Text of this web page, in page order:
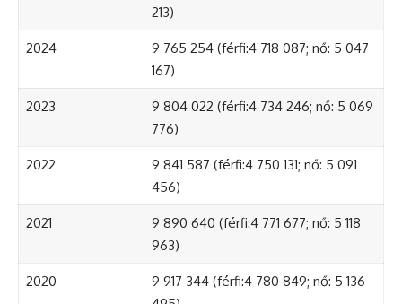
213)
2024
9 765 254 (férfi:4 718 087; nő: 5 047
167)
2023
9 804 022 (férfi:4 734 246; nő: 5 069
776)
2022
9 841 587 (férfi:4 750 131; nő: 5 091
456)
2021
9 890 640 (férfi:4 771 677; nő: 5 118
963)
2020
9 917 344 (férfi:4 780 849; nő: 5 136